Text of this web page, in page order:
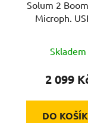
Solum 2
Microph.
Skladem
2 099
DO